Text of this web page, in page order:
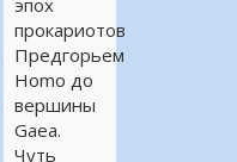
эпох
прокариотов
Предгорьем
Homo до
вершины
Gaea.
Чуть